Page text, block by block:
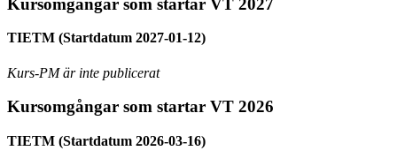
TIETM (Startdatum 2027-01-12)
Kurs-PM är inte publicerat
Kursomgångar som startar VT 2026
TIETM (Startdatum 2026-03-16)